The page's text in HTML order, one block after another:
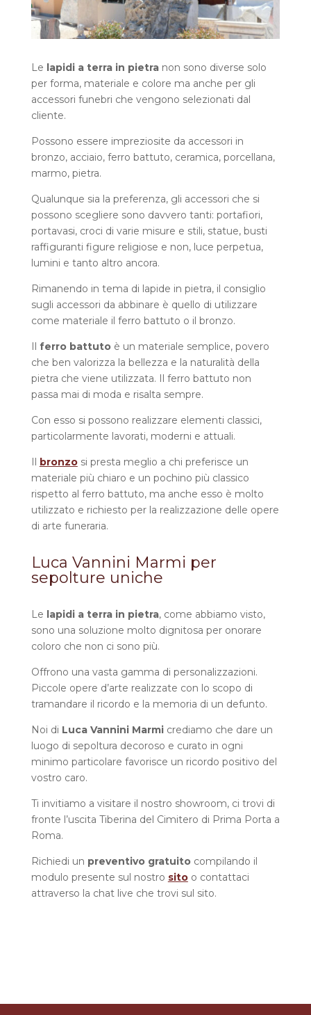
Le lapidi a terra in pietranon sono diverse solo
per forma, materiale e colore ma anche per gli
accessori funebri che vengono selezionati dal
cliente.
Possono essere impreziosite da accessori in
bronzo, acciaio, ferro battuto, ceramica, porcellana,
marmo, pietra.
Qualunque sia la preferenza, gli accessori che si
possono scegliere sono davvero tanti: portafiori,
portavasi, croci di varie misure e stili, statue, busti
raffiguranti figure religiose e non, luce perpetua,
lumini e tanto altro ancora.
Rimanendo in tema di lapide in pietra, il consiglio
sugli accessori da abbinare è quello di utilizzare
come materiale il ferro battuto o il bronzo.
Il ferro battutoè un materiale semplice, povero
che ben valorizza la bellezza e la naturalità della
pietra che viene utilizzata. Il ferro battuto non
passa mai di moda e risalta sempre.
Con esso si possono realizzare elementi classici,
particolarmente lavorati, moderni e attuali.
Il bronzosi presta meglio a chi preferisce un
materiale più chiaro e un pochino più classico
rispetto al ferro battuto, ma anche esso è molto
utilizzato e richiesto per la realizzazione delle opere
di arte funeraria.
Luca Vannini Marmi per
sepolture uniche
Le lapidi a terra in pietra, come abbiamo visto,
sono una soluzione molto dignitosa per onorare
coloro che non ci sono più.
Offrono una vasta gamma di personalizzazioni.
Piccole opere d’arte realizzate con lo scopo di
tramandare il ricordo e la memoria di un defunto.
Noi di Luca Vannini Marmicrediamo che dare un
luogo di sepoltura decoroso e curato in ogni
minimo particolare favorisce un ricordo positivo del
vostro caro.
Ti invitiamo a visitare il nostro showroom, ci trovi di
fronte l’uscita Tiberina del Cimitero di Prima Porta a
Roma.
Richiedi un preventivo gratuitocompilando il
modulo presente sul nostro sitoo contattaci
attraverso la chat live che trovi sul sito.